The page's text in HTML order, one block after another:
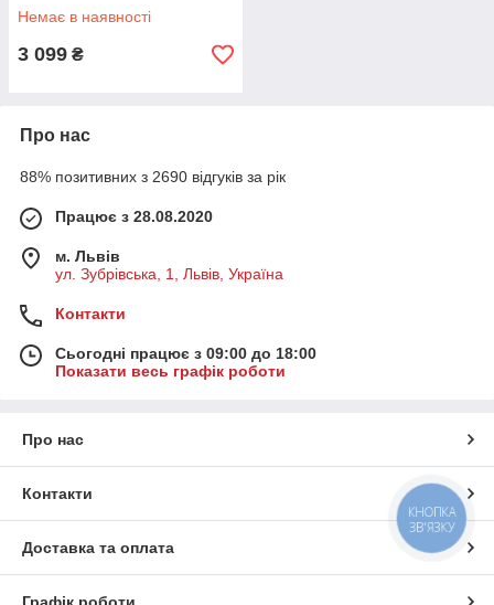
Немає в наявності
3 099 ₴
Про нас
88% позитивних з 2690 відгуків за рік
Працює з 28.08.2020
м. Львів
ул. Зубрівська, 1, Львів, Україна
Контакти
Сьогодні працює з 09:00 до 18:00
Показати весь графік роботи
Про нас
Контакти
Доставка та оплата
КНОПКА
ЗВ'ЯЗКУ